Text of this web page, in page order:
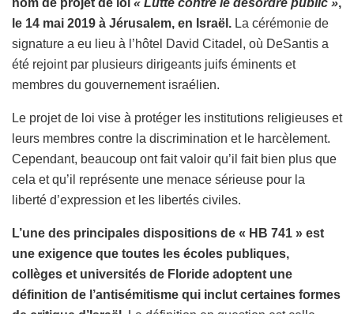
nom de projet de loi « Lutte contre le désordre public »,
le 14 mai 2019 à Jérusalem, en Israël. La cérémonie de
signature a eu lieu à l’hôtel David Citadel, où DeSantis a
été rejoint par plusieurs dirigeants juifs éminents et
membres du gouvernement israélien.
Le projet de loi vise à protéger les institutions religieuses et
leurs membres contre la discrimination et le harcèlement.
Cependant, beaucoup ont fait valoir qu’il fait bien plus que
cela et qu’il représente une menace sérieuse pour la
liberté d’expression et les libertés civiles.
L’une des principales dispositions de « HB 741 » est
une exigence que toutes les écoles publiques,
collèges et universités de Floride adoptent une
définition de l’antisémitisme qui inclut certaines formes